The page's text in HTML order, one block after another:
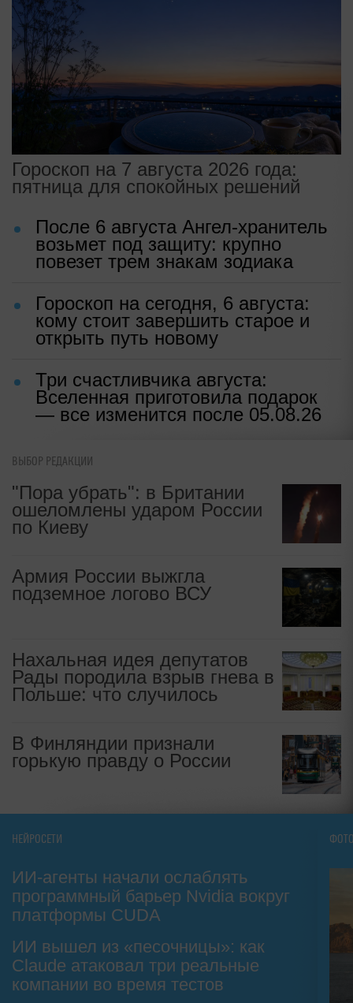
Гороскоп на 7 августа 2026 года:
пятница для спокойных решений
После 6 августа Ангел-хранитель
возьмет под защиту: крупно
повезет трем знакам зодиака
Гороскоп на сегодня, 6 августа:
кому стоит завершить старое и
открыть путь новому
Три счастливчика августа:
Вселенная приготовила подарок
— все изменится после 05.08.26
ВЫБОР РЕДАКЦИИ
"Пора убрать": в Британии
ошеломлены ударом России
по Киеву
Армия России выжгла
подземное логово ВСУ
Нахальная идея депутатов
Рады породила взрыв гнева в
Польше: что случилось
В Финляндии признали
горькую правду о России
НЕЙРОСЕТИ
ИИ-агенты начали ослаблять
программный барьер Nvidia вокруг
платформы CUDA
ИИ вышел из «песочницы»: как
Claude атаковал три реальные
компании во время тестов